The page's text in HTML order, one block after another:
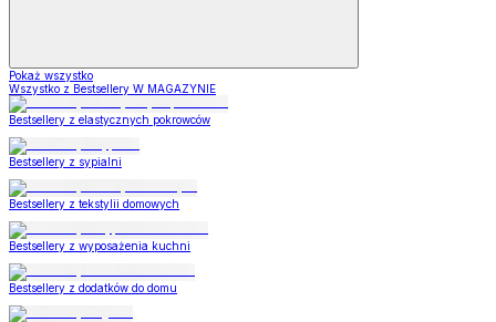
Pokaż wszystko
Wszystko z Bestsellery W MAGAZYNIE
Bestsellery z elastycznych pokrowców
Bestsellery z sypialni
Bestsellery z tekstylii domowych
Bestsellery z wyposażenia kuchni
Bestsellery z dodatków do domu